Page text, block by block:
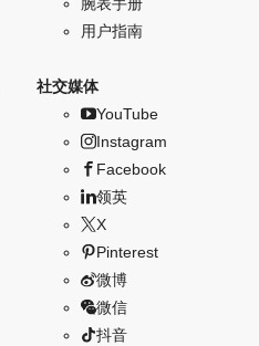
腕表手册
用户指南
社交媒体
YouTube
Instagram
Facebook
领英
X
Pinterest
微博
微信
抖音